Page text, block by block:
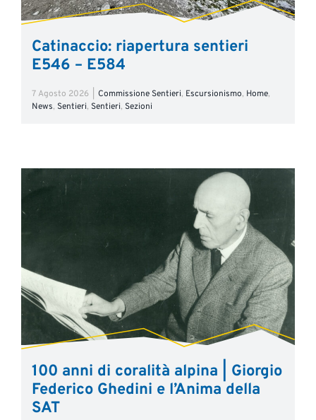
Catinaccio: riapertura sentieri
E546 – E584
7 Agosto 2026 Commissione Sentieri, Escursionismo, Home,
News, Sentieri, Sentieri, Sezioni
100 anni di coralità alpina | Giorgio
Federico Ghedini e l’Anima della
SAT